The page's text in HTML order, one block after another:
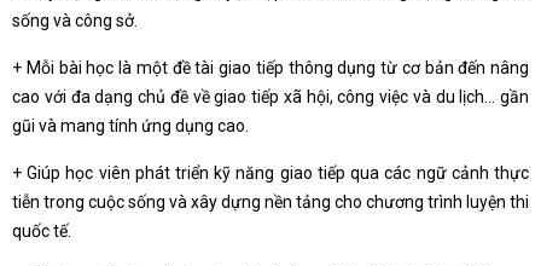
sống và công sở.
+ Mỗi bài học là một đề tài giao tiếp thông dụng từ cơ bản đến nâng
cao với đa dạng chủ đề về giao tiếp xã hội, công việc và du lịch… gần
gũi và mang tính ứng dụng cao.
+ Giúp học viên phát triển kỹ năng giao tiếp qua các ngữ cảnh thực
tiễn trong cuộc sống và xây dựng nền tảng cho chương trình luyện thi
quốc tế.